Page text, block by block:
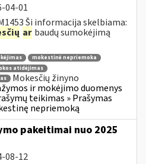
04-01
Ši informacija skelbiama:
ar baudų sumokėjimą
mokestinė nepriemoka
atidėjimas
Mokesčių žinyno
ir mokėjimo duomenys
teikimas » Prašymas
nepriemoką
pakeitimai nuo 2025
08-12